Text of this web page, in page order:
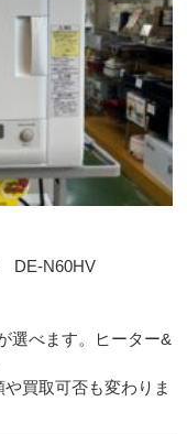
DE-N60HV
選べます。ヒーター&
買取可否も変わりま